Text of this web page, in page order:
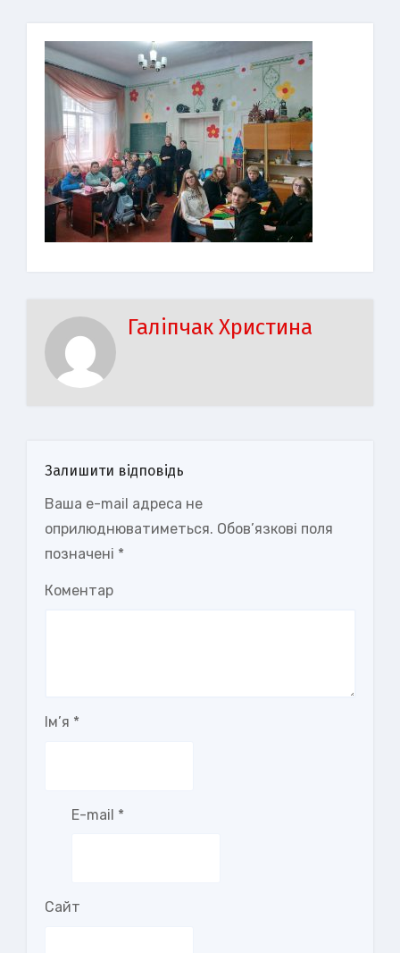
Галіпчак Христина
Залишити відповідь
Ваша e-mail адреса не
оприлюднюватиметься. Обов’язкові поля
позначені *
Коментар
Ім’я *
E-mail *
Сайт